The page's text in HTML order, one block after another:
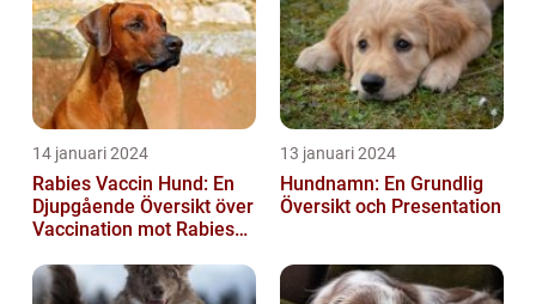
14 januari 2024
Rabies Vaccin Hund: En
Djupgående Översikt över
Vaccination mot Rabies
13 januari 2024
Hundnamn: En Grundlig
Översikt och Presentation